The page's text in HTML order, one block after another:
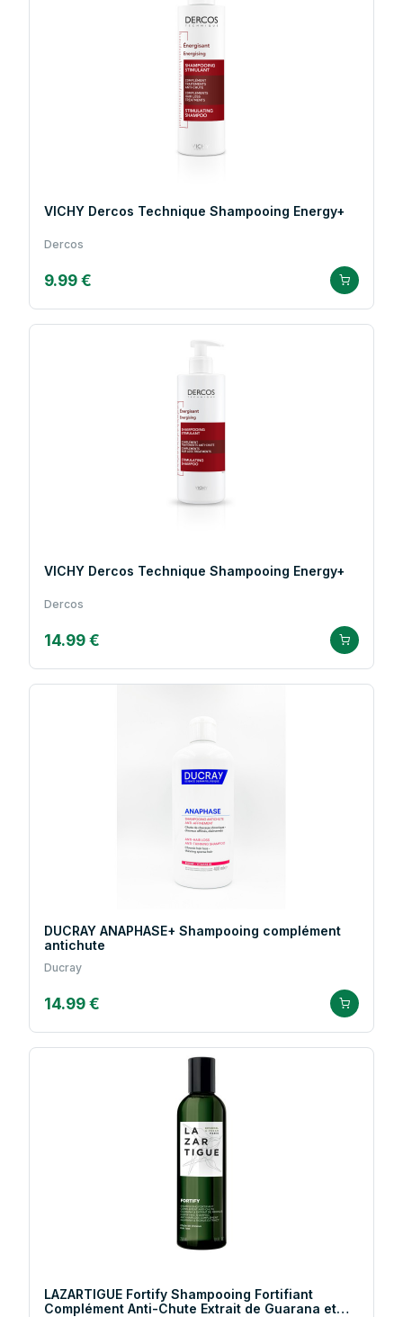
VICHY Dercos Technique Shampooing Energy+
Dercos
9.99 €
VICHY Dercos Technique Shampooing Energy+
Dercos
14.99 €
DUCRAY ANAPHASE+ Shampooing complément
antichute
Ducray
14.99 €
LAZARTIGUE Fortify Shampooing Fortifiant
Complément Anti-Chute Extrait de Guarana et